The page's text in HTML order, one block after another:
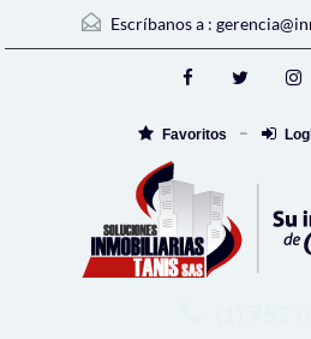
Escríbanos a :
Favoritos